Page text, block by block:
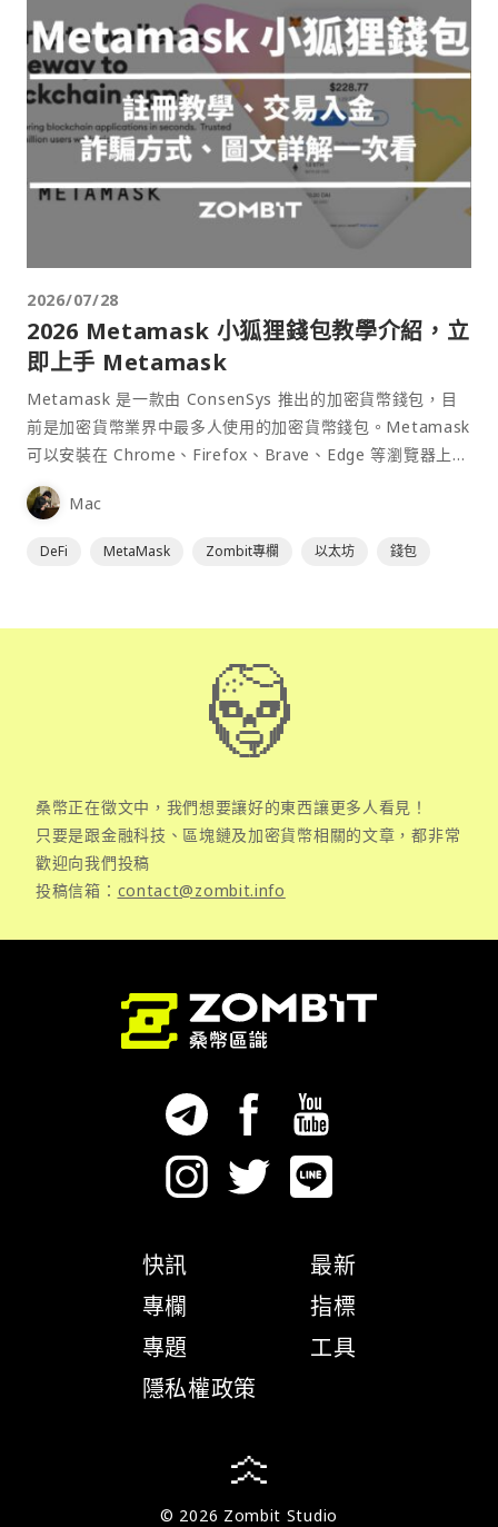
2026/07/28
2026 Metamask 小狐狸錢包教學介紹，立
即上手 Metamask
Metamask 是一款由 ConsenSys 推出的加密貨幣錢包，目
前是加密貨幣業界中最多人使用的加密貨幣錢包。Metamask
可以安裝在 Chrome、Firefox、Brave、Edge 等瀏覽器上作
為插件使用，具備許多功能且使用上非常方便。
Mac
DeFi MetaMask Zombit專欄 以太坊 錢包
桑幣正在徵文中，我們想要讓好的東西讓更多人看見！
只要是跟金融科技、區塊鏈及加密貨幣相關的文章，都非常
歡迎向我們投稿
投稿信箱： contact@zombit.info
快訊
專欄
專題
隱私權政策
最新
指標
工具
© 2026 Zombit Studio